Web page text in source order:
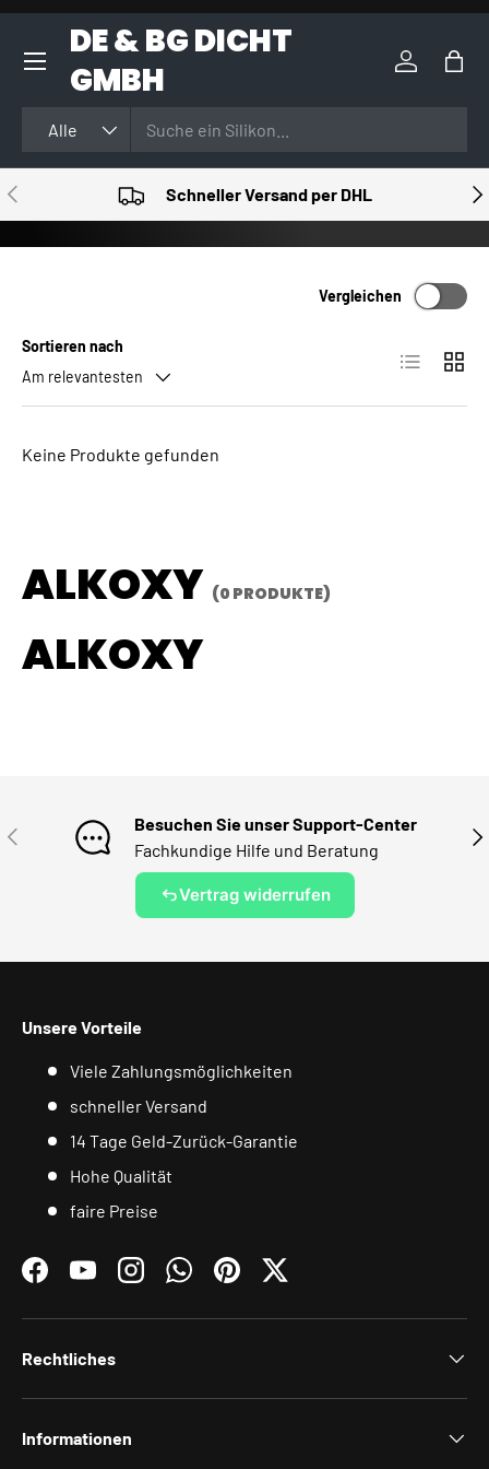
DIREKT ZUM INHALT
DE & BG DICHT
GMBH
Alle
Einloggen
VORHERIGE Schneller Versand per DHL
Sortieren nach
Am relevantesten
Vergleichen
Keine Produkte gefunden
ALKOXY (0 PRODUKTE)
ALKOXY
VORHERIGE
Besuchen Sie unser Support-Center
Fachkundige Hilfe und Beratung
Vertrag widerrufen
Unsere Vorteile
Viele Zahlungsmöglichkeiten
schneller Versand
14 Tage Geld-Zurück-Garantie
Hohe Qualität
faire Preise
FacebookYouTubeInstagramWhatsAppPinterestTwitter
Rechtliches
Informationen